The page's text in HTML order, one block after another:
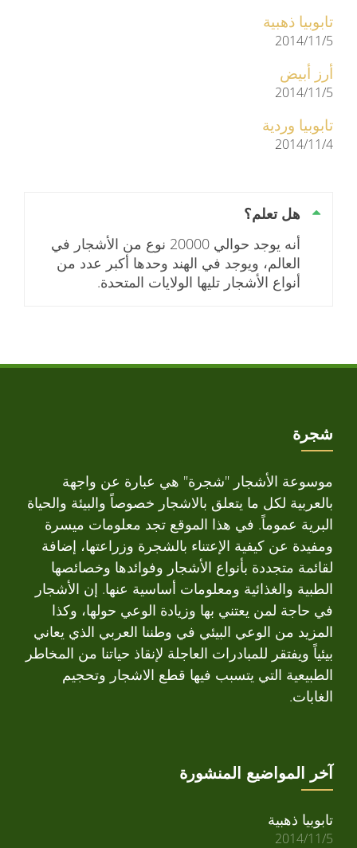
تابوبيا ذهبية
2014/11/5
أرز أبيض
2014/11/5
تابوبيا وردية
2014/11/4
هل تعلم؟
أنه يوجد حوالي 20000 نوع من الأشجار في
العالم، ويوجد في الهند وحدها أكبر عدد من
أنواع الأشجار تليها الولايات المتحدة.
شجرة
موسوعة الأشجار "شجرة" هي عبارة عن واجهة
بالعربية لكل ما يتعلق بالاشجار خصوصاً والبيئة والحياة
البرية عموماً. في هذا الموقع تجد معلومات ميسرة
ومفيدة عن كيفية الإعتناء بالشجرة وزراعتها، إضافة
لقائمة متجددة بأنواع الأشجار وفوائدها وخصائصها
الطبية والغذائية ومعلومات أساسية عنها. إن الأشجار
في حاجة لمن يعتني بها وزيادة الوعي حولها، وكذا
المزيد من الوعي البيئي في وطننا العربي الذي يعاني
بيئياً ويفتقر للمبادرات العاجلة لإنقاذ حياتنا من المخاطر
الطبيعية التي يتسبب فيها قطع الاشجار وتحجيم
الغابات.
آخر المواضيع المنشورة
تابوبيا ذهبية
2014/11/5